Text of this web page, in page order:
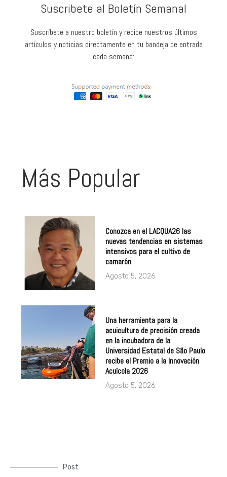
Suscribete al Boletín Semanal
Suscríbete a nuestro boletín y recibe nuestros últimos
artículos y noticias directamente en tu bandeja de entrada
cada semana:
Más Popular
Conozca en el LACQUA26 las
nuevas tendencias en sistemas
intensivos para el cultivo de
camarón
Agosto 5, 2026
Una herramienta para la
acuicultura de precisión creada
en la incubadora de la
Universidad Estatal de São Paulo
recibe el Premio a la Innovación
Acuícola 2026
Agosto 5, 2026
Post